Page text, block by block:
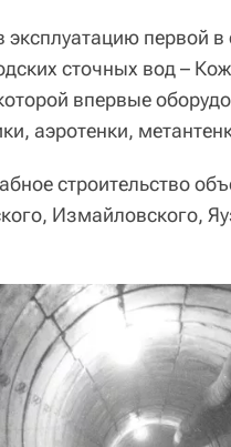
эксплуатацию первой
сточных вод –
впервые
аэротенки,
строительство
Измайловского,